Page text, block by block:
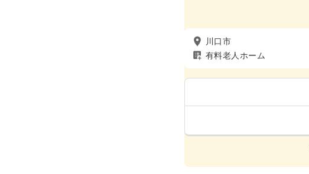
川口市
有料老人ホーム